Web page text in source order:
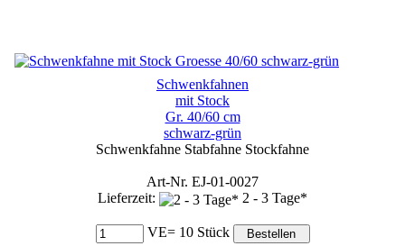
Schwenkfahnen
mit Stock
Gr. 40/60 cm
schwarz-grün
Schwenkfahne Stabfahne Stockfahne
Art-Nr. EJ-01-0027
Lieferzeit:
2 - 3 Tage*
VE= 10 Stück